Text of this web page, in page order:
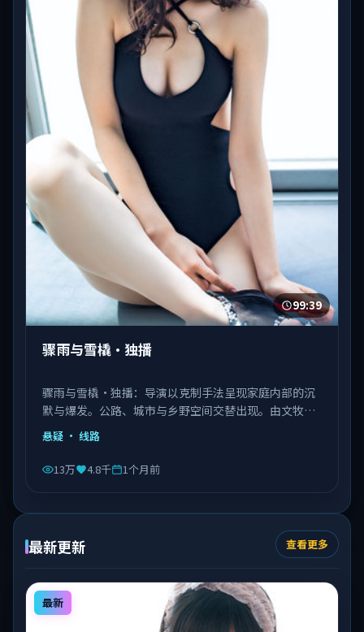
99:39
骤雨与雪橇·独播
骤雨与雪橇·独播：导演以克制手法呈现家庭内部的沉
默与爆发。公路、城市与乡野空间交替出现。由文牧野
执导，秦海璐、文淇、邓恩熙等主演，意大利出品，类
型为悬疑。
悬疑 · 线路
13万 4.8千 1个月前
最新更新 查看更多
最新